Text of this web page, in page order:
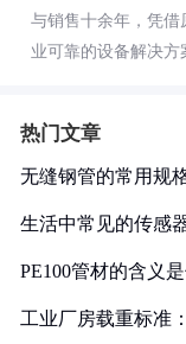
与销售十余年，凭
业可靠的设备解决方
热门文章
无缝钢管的常用规
生活中常见的传感
PE100管材的含义
工业厂房载重标准